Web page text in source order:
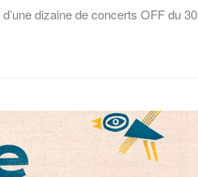
dizaine de concerts OFF du 30